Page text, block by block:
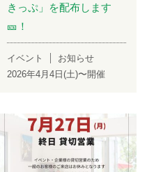
きっぷ」を配布します
🎫！
イベント
お知らせ
2026年4月4日(土)〜開催